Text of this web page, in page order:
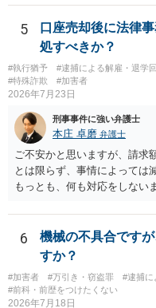
ポルノ画像の陳列者の関連先
す。 snsのサーバー凍結の具
であれば、日本警察に連絡
ば、捜査を受けることがあり
5
口座売却後に法律
処すべきか？
#執行猶予 #逮捕による解雇・退学
#特殊詐欺
#加害者
2026年7月23日
刑事事件に強い弁護士
本庄 卓磨 弁護士
ご不安かと思いますが、請求
とは限らず、事情によっては
もっとも、何も対応をしない
めします。
6
機械の不具合です
すか？
#加害者 #万引き・窃盗罪
#逮捕に
#前科・前歴をつけたくない
2026年7月18日